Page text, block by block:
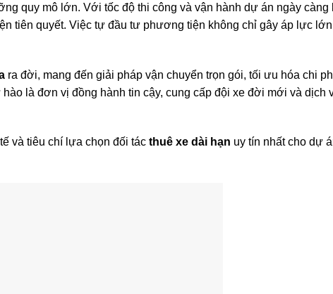
quy mô lớn. Với tốc độ thi công và vận hành dự án ngày càng
tiên quyết. Việc tự đầu tư phương tiện không chỉ gây áp lực
ra đời, mang đến giải pháp vận chuyển trọn gói, tối ưu hóa chi
hào là đơn vị đồng hành tin cậy, cung cấp đội xe đời mới và dịch
và tiêu chí lựa chọn đối tác thuê xe dài hạn uy tín nhất cho dự